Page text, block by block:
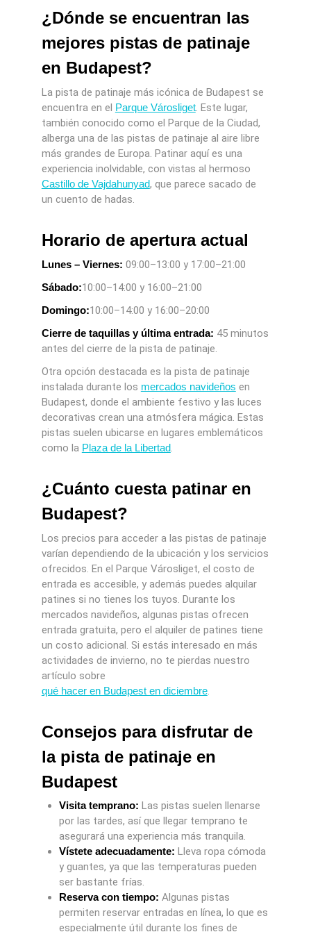
¿Dónde se encuentran las
mejores pistas de patinaje
en Budapest?
La pista de patinaje más icónica de Budapest se
encuentra en el Parque Városliget. Este lugar,
también conocido como el Parque de la Ciudad,
alberga una de las pistas de patinaje al aire libre
más grandes de Europa. Patinar aquí es una
experiencia inolvidable, con vistas al hermoso
Castillo de Vajdahunyad, que parece sacado de
un cuento de hadas.
Horario de apertura actual
Lunes – Viernes: 09:00–13:00 y 17:00–21:00
Sábado:10:00–14:00 y 16:00–21:00
Domingo:10:00–14:00 y 16:00–20:00
Cierre de taquillas y última entrada: 45 minutos
antes del cierre de la pista de patinaje.
Otra opción destacada es la pista de patinaje
instalada durante los mercados navideños en
Budapest, donde el ambiente festivo y las luces
decorativas crean una atmósfera mágica. Estas
pistas suelen ubicarse en lugares emblemáticos
como la Plaza de la Libertad.
¿Cuánto cuesta patinar en
Budapest?
Los precios para acceder a las pistas de patinaje
varían dependiendo de la ubicación y los servicios
ofrecidos. En el Parque Városliget, el costo de
entrada es accesible, y además puedes alquilar
patines si no tienes los tuyos. Durante los
mercados navideños, algunas pistas ofrecen
entrada gratuita, pero el alquiler de patines tiene
un costo adicional. Si estás interesado en más
actividades de invierno, no te pierdas nuestro
artículo sobre
qué hacer en Budapest en diciembre.
Consejos para disfrutar de
la pista de patinaje en
Budapest
Visita temprano: Las pistas suelen llenarse
por las tardes, así que llegar temprano te
asegurará una experiencia más tranquila.
Vístete adecuadamente: Lleva ropa cómoda
y guantes, ya que las temperaturas pueden
ser bastante frías.
Reserva con tiempo: Algunas pistas
permiten reservar entradas en línea, lo que es
especialmente útil durante los fines de